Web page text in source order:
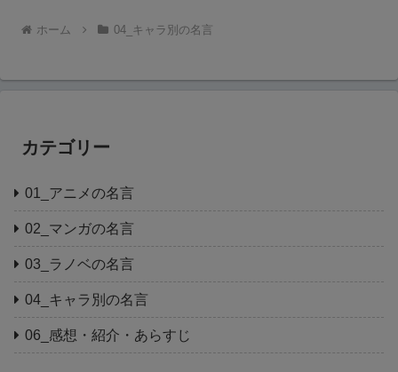
ホーム 04_キャラ別の名言
カテゴリー
01_アニメの名言
02_マンガの名言
03_ラノベの名言
04_キャラ別の名言
06_感想・紹介・あらすじ